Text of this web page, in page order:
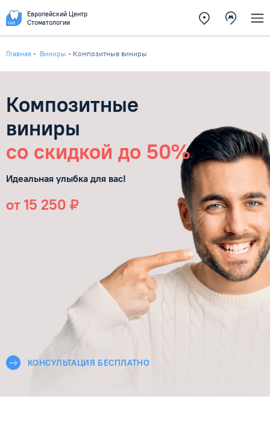
Европейский Центр
Стоматологии
Главная - Виниры - Композитные виниры
Композитные
виниры
со скидкой до 50%
Идеальная улыбка для вас!
от 15 250 ₽
КОНСУЛЬТАЦИЯ БЕСПЛАТНО